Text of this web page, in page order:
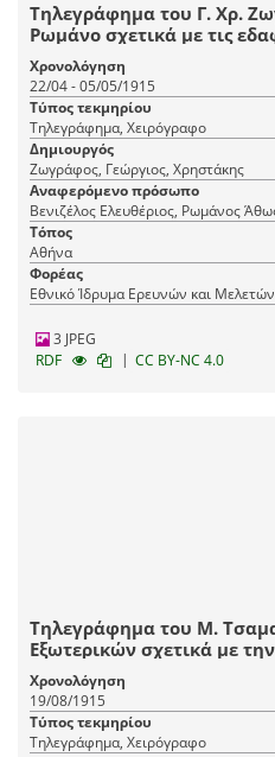
Τηλεγράφημα του Γ. Χρ.
Ρωμάνο σχετικά με τις
Ελλάδας στη Μικρά Ασία.
Χρονολόγηση
22/04 - 05/05/1915
Τύπος τεκμηρίου
Τηλεγράφημα, Χειρόγραφο
Δημιουργός
Ζωγράφος, Γεώργιος, Χρηστάκης
Αναφερόμενο πρόσωπο
Βενιζέλος Ελευθέριος, Ρωμάνος
Τόπος
Αθήνα
Φορέας
Εθνικό Ίδρυμα Ερευνών και
3 JPEG
RDF
| CC BY-NC 4.0
Τηλεγράφημα του Μ.
Εξωτερικών σχετικά με
Συμβούλου της Γερμανικής
Χρονολόγηση
19/08/1915
Τύπος τεκμηρίου
Τηλεγράφημα, Χειρόγραφο